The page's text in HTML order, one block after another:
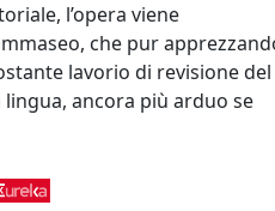
l’opera viene
che pur
lavorio di revisione del
ancora più arduo se